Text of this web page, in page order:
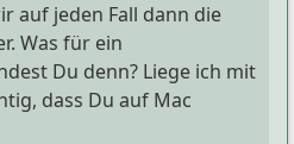
auf jeden Fall dann die
Was für ein
Du denn? Liege ich mit
dass Du auf Mac